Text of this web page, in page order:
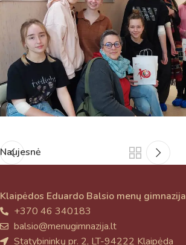
Naujesnė
Klaipėdos Eduardo Balsio menų gimnazija
+370 46 340183
balsio@menugimnazija.lt
Statybininkų pr. 2, LT-94222 Klaipėda